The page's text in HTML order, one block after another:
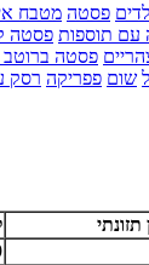
פסטה מטבח
עם תוספות פסטה
פסטה ברוטב
שום פפריקה רסק
תזונתי